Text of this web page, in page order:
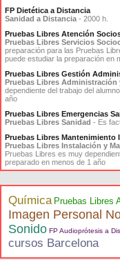
FP Dietética a Distancia
Sanidad a Distancia - 2000 h.
Pruebas Libres Atención
Pruebas Libres Servicios
preparación para las Pruebas
puede estudiar la preparación en
Pruebas Libres Gestión
Pruebas Libres Administración
dependiente del trabajo del
año
Pruebas Libres Emergencias
Pruebas Libres Sanidad - Es
Pruebas Libres Mantenimiento
Pruebas Libres Instalación y
Pruebas Libres es muy
preparado en menos de 1 año
Química Pruebas Libres
Imagen Personal
Sonido FP Audioprótesis a
cursos Barcelona